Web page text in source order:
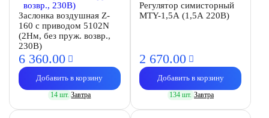
Заслонка воздушная Z-
160 с приводом 5102N
(2Нм, без пруж. возвр.,
230В)
6 360.00
Добавить в корзину
14 шт. Завтра
Регулятор симисторный
MTY-1,5А (1,5А 220В)
2 670.00
Добавить в корзину
134 шт. Завтра